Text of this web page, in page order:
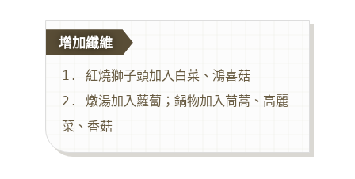
增加纖維
1. 紅燒獅子頭加入白菜、鴻喜菇
2. 燉湯加入蘿蔔；鍋物加入茼蒿、高麗
菜、香菇